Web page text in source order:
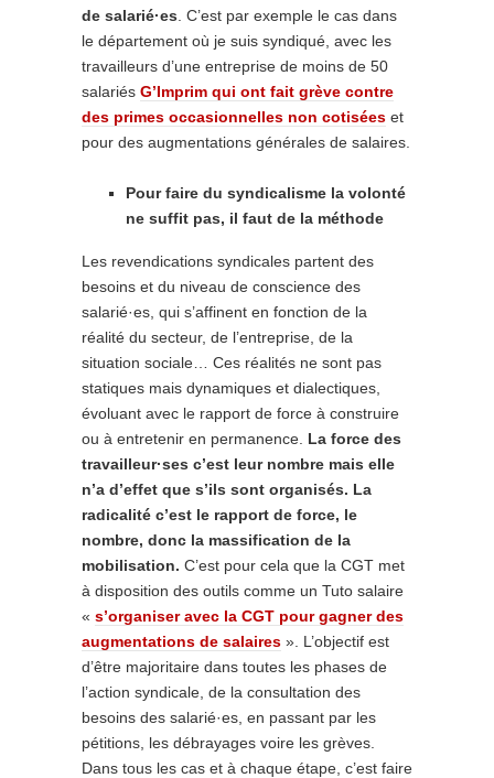
de salarié·es . C’est par exemple le cas dans
le département où je suis syndiqué, avec les
travailleurs d’une entreprise de moins de 50
salariés G’Imprim qui ont fait grève contre
des primes occasionnelles non cotisées et
pour des augmentations générales de salaires.
Pour faire du syndicalisme la volonté
ne suffit pas, il faut de la méthode
Les revendications syndicales partent des
besoins et du niveau de conscience des
salarié·es, qui s’affinent en fonction de la
réalité du secteur, de l’entreprise, de la
situation sociale… Ces réalités ne sont pas
statiques mais dynamiques et dialectiques,
évoluant avec le rapport de force à construire
ou à entretenir en permanence. La force des
travailleur·ses c’est leur nombre mais elle
n’a d’effet que s’ils sont organisés. La
radicalité c’est le rapport de force, le
nombre, donc la massification de la
mobilisation. C’est pour cela que la CGT met
à disposition des outils comme un Tuto salaire
« s’organiser avec la CGT pour gagner des
augmentations de salaires ». L’objectif est
d’être majoritaire dans toutes les phases de
l’action syndicale, de la consultation des
besoins des salarié·es, en passant par les
pétitions, les débrayages voire les grèves.
Dans tous les cas et à chaque étape, c’est faire